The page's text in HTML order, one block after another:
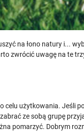
na łono natury i...
zwrócić uwagę na te
celu użytkowania. Jeśli
ze sobą grupę
pomarzyć. Dobrym